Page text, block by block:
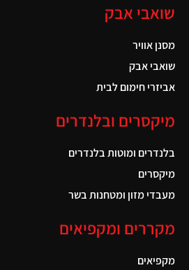
שואבי אבק
מסנן אוויר
שואבי אבק
אביזרי חימום לבית
מיקסרים ובלנדרים
בלנדרים ומוטות בלנדרים
מיקסרים
מעבדי מזון ומטחנות בשר
מקררים ומקפיאים
מקפיאים